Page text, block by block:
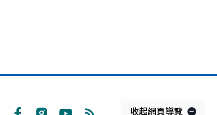
收起網頁導覽